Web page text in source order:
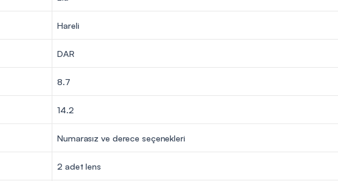
Hareli
DAR
8.7
14.2
Numarasız ve derece seçenekleri
2 adet lens